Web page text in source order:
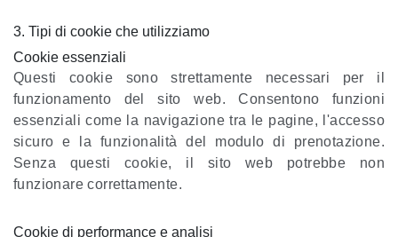
3. Tipi di cookie che utilizziamo
Cookie essenziali
Questi cookie sono strettamente necessari per il
funzionamento del sito web. Consentono funzioni
essenziali come la navigazione tra le pagine, l'accesso
sicuro e la funzionalità del modulo di prenotazione.
Senza questi cookie, il sito web potrebbe non
funzionare correttamente.
Cookie di performance e analisi